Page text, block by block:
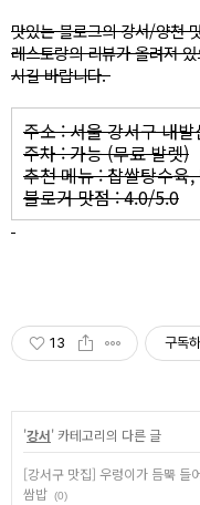
맛있는 블로그의 강서/양천
레스토랑의 리뷰가 올려져
시길 바랍니다.
주소 :서울 강서구 내
주차 : 가능 (무료 발렛)
추천 메뉴 : 찹쌀탕수육,
블로거 맛점 : 4.0/5.0
13 구독
'강서' 카테고리의 다른 글
[강서구 맛집] 우렁이가 듬뿍 들
쌈밥 (0)